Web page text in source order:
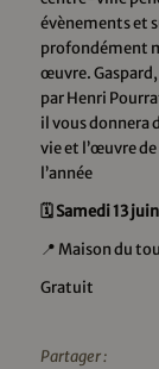
évènements et
profondément
œuvre.
par Henri
il vous donnera
vie et l’œuvre
l’année
🗓️ Samedi 13
📍 Maison du
Gratuit
Partager :